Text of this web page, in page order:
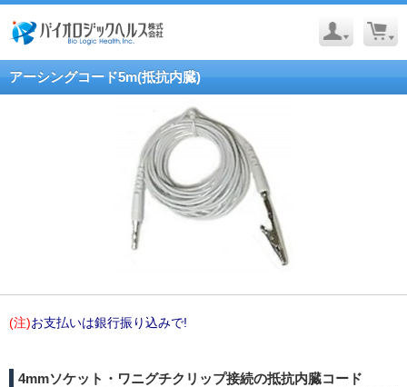
アーシングコード5m(抵抗内臓)
(注)お支払いは銀行振り込みで!
4mmソケット・ワニグチクリップ接続の抵抗内臓コード